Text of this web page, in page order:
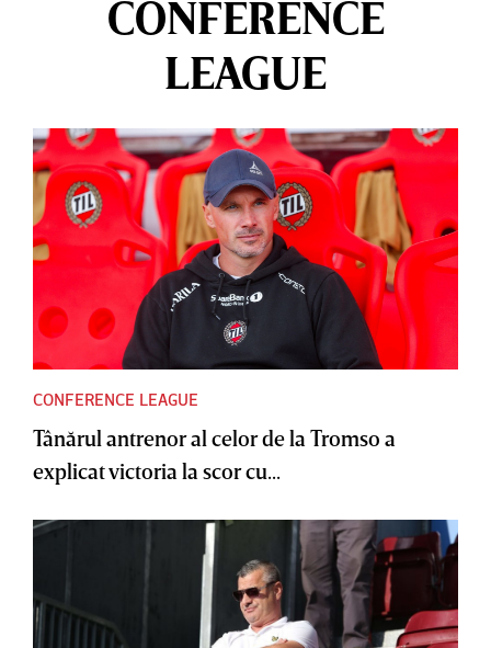
CONFERENCE
LEAGUE
CONFERENCE LEAGUE
Tânărul antrenor al celor de la Tromso a
explicat victoria la scor cu...